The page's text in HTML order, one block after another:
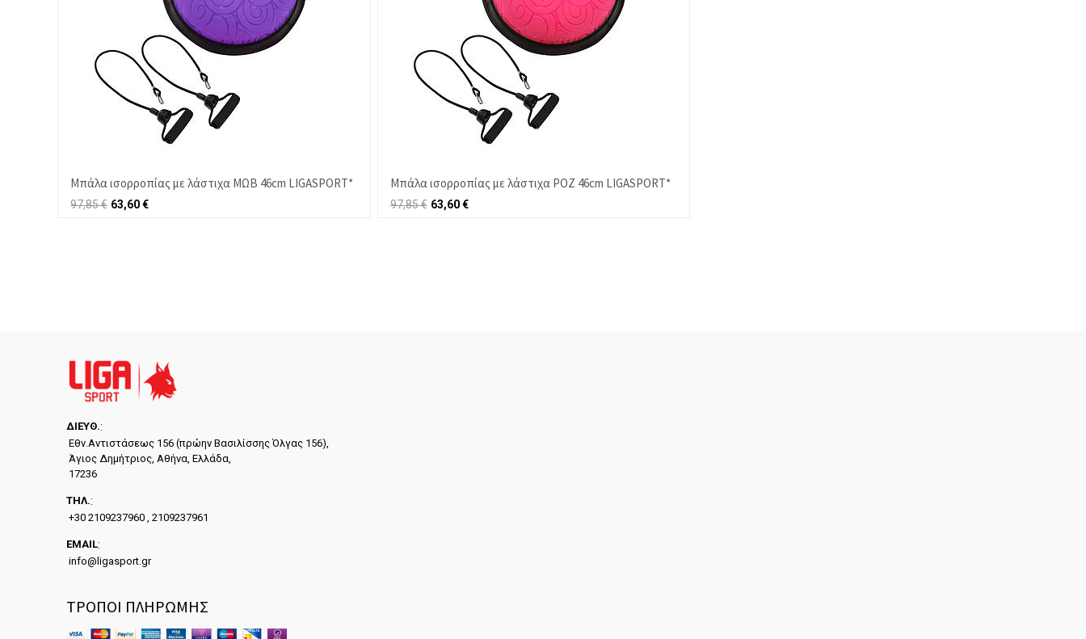
Μπάλα ισορροπίας με λάστιχα ΜΩΒ 46cm LIGASPORT*
97,85€ 63,60€
Μπάλα ισορροπίας με λάστιχα ΡΟΖ 46cm LIGASPORT*
97,85€ 63,60€
ΔΙΕYΘ.:
Εθν.Αντιστάσεως 156 (πρώην Βασιλίσσης Όλγας 156),
Άγιος Δημήτριος, Αθήνα, Ελλάδα,
17236
ΤΗΛ.:
+30 2109237960 , 2109237961
EMAIL:
info@ligasport.gr
ΤΡΟΠΟΙ ΠΛΗΡΩΜΗΣ